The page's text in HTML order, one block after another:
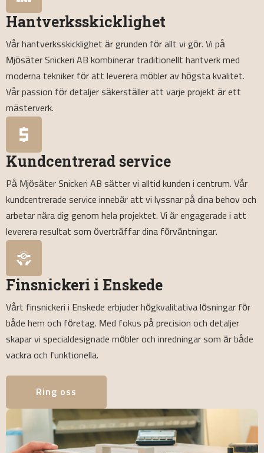
Hantverksskicklighet
Vår hantverksskicklighet är grunden för allt vi gör. Vi på
Mjösäter Snickeri AB kombinerar traditionellt hantverk med
moderna tekniker för att leverera möbler av högsta kvalitet.
Vår passion för detaljer säkerställer att varje projekt är ett
mästerverk.
Kundcentrerad service
På Mjösäter Snickeri AB sätter vi alltid kunden i centrum. Vår
kundcentrerade service innebär att vi lyssnar på dina behov och
arbetar nära dig genom hela projektet. Vi är engagerade i att
leverera resultat som överträffar dina förväntningar.
Finsnickeri i Enskede
Vårt finsnickeri i Enskede erbjuder högkvalitativa lösningar för
både hem och företag. Med fokus på precision och detaljer
skapar vi specialdesignade möbler och inredningar som är både
vackra och funktionella.
Ring oss